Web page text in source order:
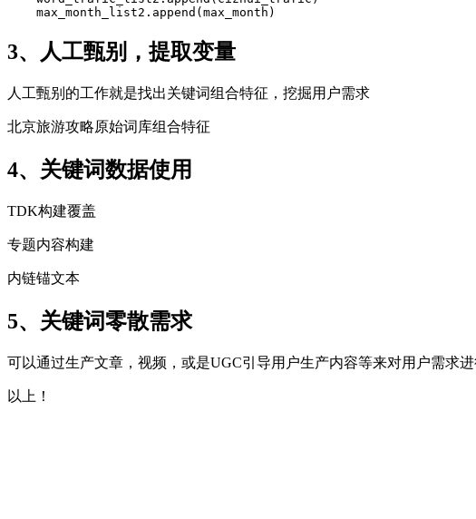
    max_month_list2.append(max_month)
3、人工甄别，提取变量
人工甄别的工作就是找出关键词组合特征，挖掘用户需求
北京旅游攻略原始词库组合特征
4、关键词数据使用
TDK构建覆盖
专题内容构建
内链锚文本
5、关键词零散需求
可以通过生产文章，视频，或是UGC引导用户生产内容等来对用户需求
以上！